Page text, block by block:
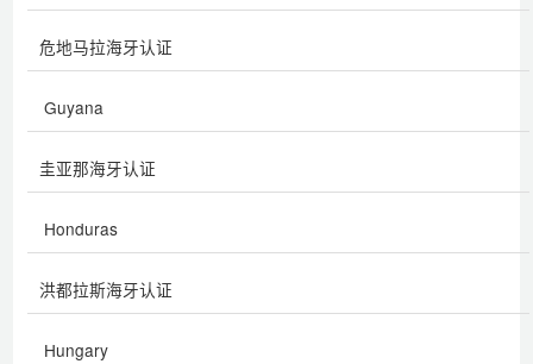
危地马拉海牙认证
Guyana
圭亚那海牙认证
Honduras
洪都拉斯海牙认证
Hungary